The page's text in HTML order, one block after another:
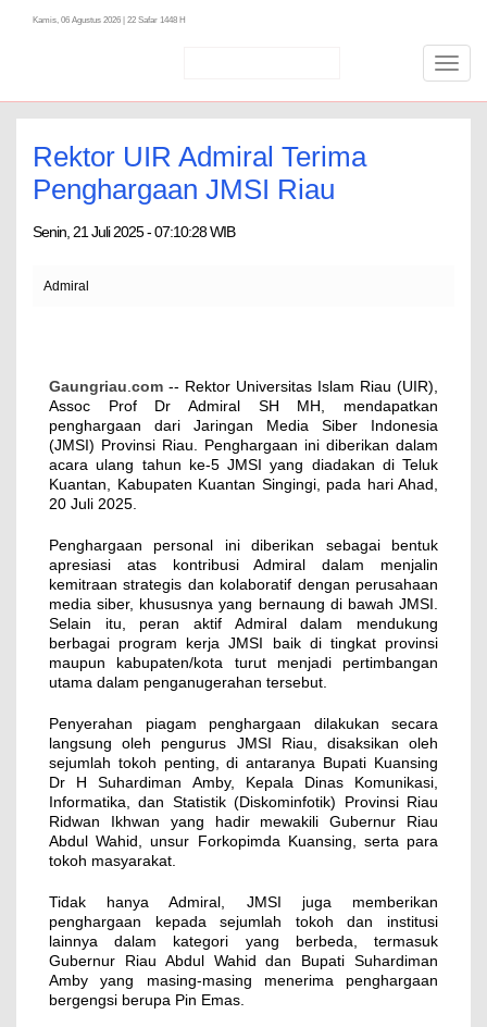
Kamis, 06 Agustus 2026 | 22 Safar 1448 H
Rektor UIR Admiral Terima
Penghargaan JMSI Riau
Senin, 21 Juli 2025 - 07:10:28 WIB
Admiral
Gaungriau com -- Rektor Universitas Islam Riau (UIR),
Assoc Prof Dr Admiral SH MH, mendapatkan
penghargaan dari Jaringan Media Siber Indonesia
(JMSI) Provinsi Riau. Penghargaan ini diberikan dalam
acara ulang tahun ke-5 JMSI yang diadakan di Teluk
Kuantan, Kabupaten Kuantan Singingi, pada hari Ahad,
20 Juli 2025.
Penghargaan personal ini diberikan sebagai bentuk
apresiasi atas kontribusi Admiral dalam menjalin
kemitraan strategis dan kolaboratif dengan perusahaan
media siber, khususnya yang bernaung di bawah JMSI.
Selain itu, peran aktif Admiral dalam mendukung
berbagai program kerja JMSI baik di tingkat provinsi
maupun kabupaten/kota turut menjadi pertimbangan
utama dalam penganugerahan tersebut.
Penyerahan piagam penghargaan dilakukan secara
langsung oleh pengurus JMSI Riau, disaksikan oleh
sejumlah tokoh penting, di antaranya Bupati Kuansing
Dr H Suhardiman Amby, Kepala Dinas Komunikasi,
Informatika, dan Statistik (Diskominfotik) Provinsi Riau
Ridwan Ikhwan yang hadir mewakili Gubernur Riau
Abdul Wahid, unsur Forkopimda Kuansing, serta para
tokoh masyarakat.
Tidak hanya Admiral, JMSI juga memberikan
penghargaan kepada sejumlah tokoh dan institusi
lainnya dalam kategori yang berbeda, termasuk
Gubernur Riau Abdul Wahid dan Bupati Suhardiman
Amby yang masing-masing menerima penghargaan
bergengsi berupa Pin Emas.